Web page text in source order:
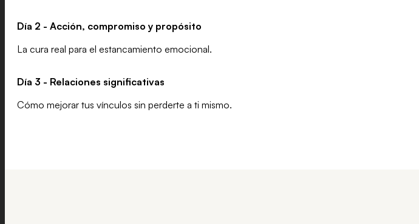
Día 2 - Acción, compromiso y propósito
La cura real para el estancamiento emocional.
Día 3 - Relaciones significativas
Cómo mejorar tus vínculos sin perderte a ti mismo.